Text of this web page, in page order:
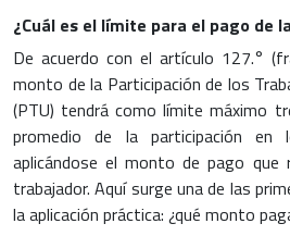
¿Cuál es el límite para el pago de
De acuerdo con el artículo 127.°
monto de la Participación de los
(PTU) tendrá como límite máximo
promedio de la participación
aplicándose el monto de pago
trabajador. Aquí surge una de las
la aplicación práctica: ¿qué monto